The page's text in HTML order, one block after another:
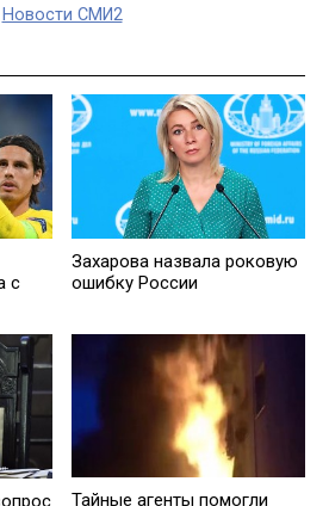
Новости СМИ2
с
Захарова назвала роковую
ошибку России
Тайные агенты помогли